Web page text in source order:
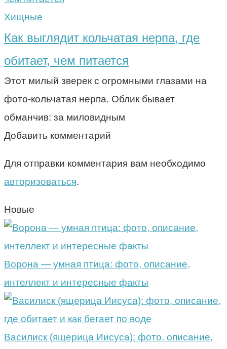
Хищные
Как выглядит кольчатая нерпа, где
обитает, чем питается
Этот милый зверек с огромными глазами на
фото-кольчатая нерпа. Облик бывает
обманчив: за миловидным
Добавить комментарий
Для отправки комментария вам необходимо
авторизоваться.
Новые
Ворона — умная птица: фото, описание,
интеллект и интересные факты
Василиск (ящерица Иисуса): фото, описание,